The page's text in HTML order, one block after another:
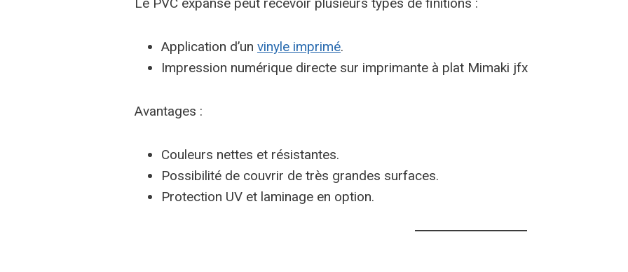
Le PVC expansé peut recevoir plusieurs types de finitions :
Application d’un vinyle imprimé.
Impression numérique directe sur imprimante à plat Mimaki jfx
Avantages :
Couleurs nettes et résistantes.
Possibilité de couvrir de très grandes surfaces.
Protection UV et laminage en option.